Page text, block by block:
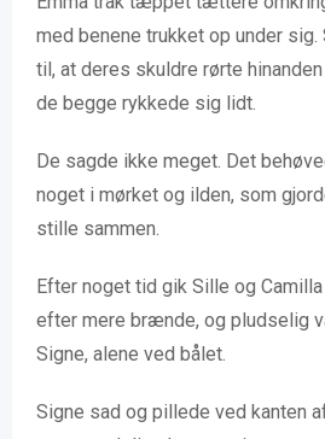
med benene trukket op under
til, at deres skuldre rørte
de begge rykkede sig lidt.
De sagde ikke meget. Det
noget i mørket og ilden, som
stille sammen.
Efter noget tid gik Sille og
efter mere brænde, og pludselig
Signe, alene ved bålet.
Signe sad og pillede ved kanten